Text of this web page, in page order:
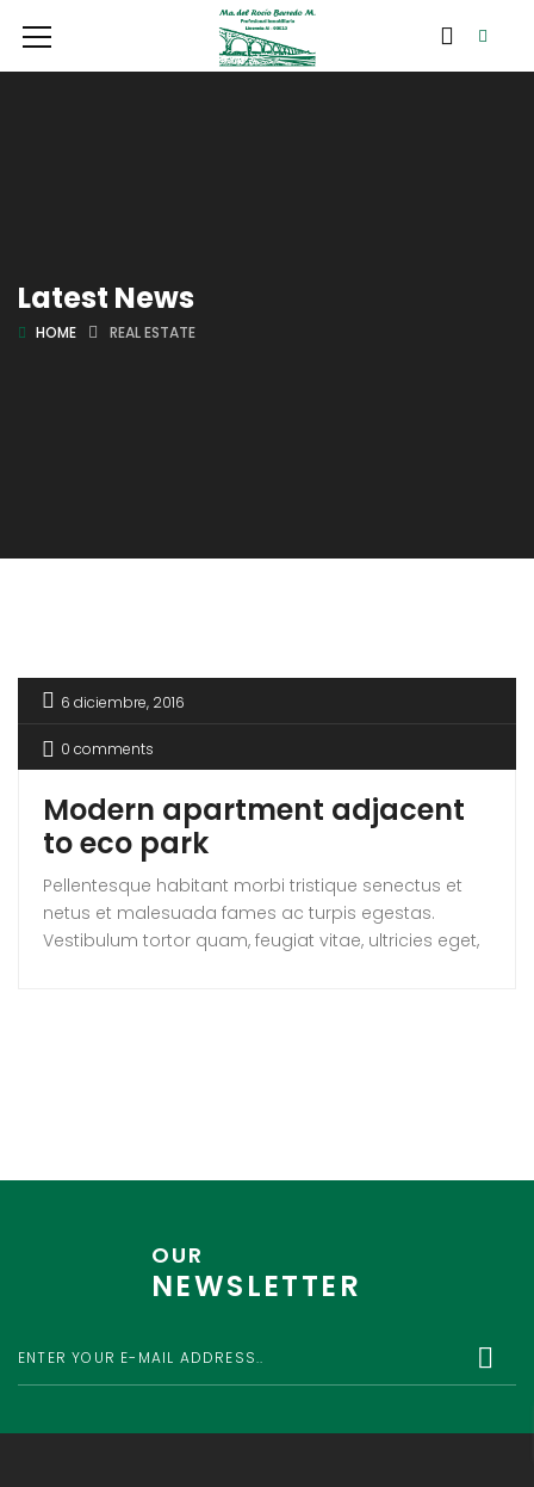
Latest News
HOME REAL ESTATE
6 diciembre, 2016
0 comments
Modern apartment adjacent
to eco park
Pellentesque habitant morbi tristique senectus et
netus et malesuada fames ac turpis egestas.
Vestibulum tortor quam, feugiat vitae, ultricies eget,
OUR
NEWSLETTER